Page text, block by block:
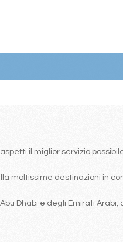
il miglior servizio
moltissime destinazioni in
Dhabi e degli Emirati